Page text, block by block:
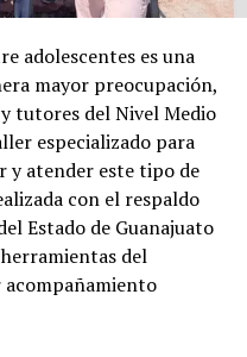
adolescentes es una
mayor preocupación,
tutores del Nivel Medio
especializado para
y atender este tipo de
con el respaldo
Estado de Guanajuato
del